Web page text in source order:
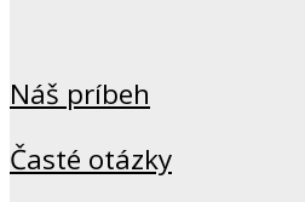
Náš príbeh
Časté otázky